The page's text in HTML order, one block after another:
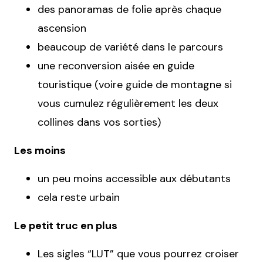
des panoramas de folie après chaque
ascension
beaucoup de variété dans le parcours
une reconversion aisée en guide
touristique (voire guide de montagne si
vous cumulez régulièrement les deux
collines dans vos sorties)
Les moins
un peu moins accessible aux débutants
cela reste urbain
Le petit truc en plus
Les sigles “LUT” que vous pourrez croiser